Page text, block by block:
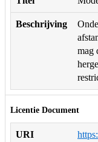
Beschrijving
mag
Licentie Document
URI